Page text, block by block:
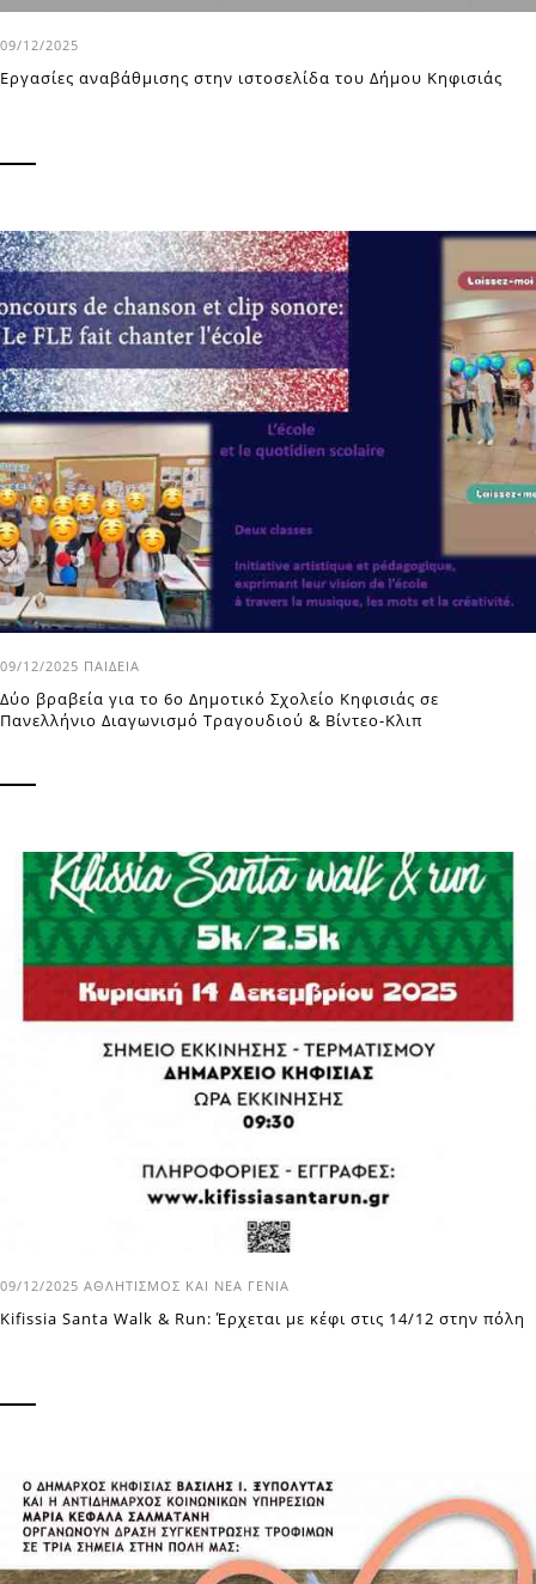
09/12/2025
Εργασίες αναβάθμισης στην ιστοσελίδα του Δήμου Κηφισιάς
09/12/2025 ΠΑΙΔΕΊΑ
Δύο βραβεία για το 6o Δημοτικό Σχολείο Κηφισιάς σε
Πανελλήνιο Διαγωνισμό Τραγουδιού & Βίντεο-Κλιπ
09/12/2025 ΑΘΛΗΤΙΣΜΌΣ ΚΑΙ ΝΈΑ ΓΕΝΙΆ
Kifissia Santa Walk & Run: Έρχεται με κέφι στις 14/12 στην πόλη